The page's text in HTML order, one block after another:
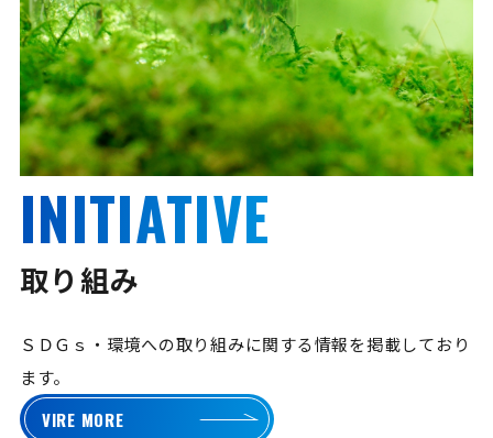
INITIATIVE
取り組み
ＳＤＧｓ・環境への取り組みに関する情報を掲載しており
ます。
VIRE MORE